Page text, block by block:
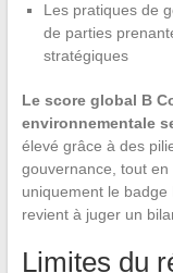
Les pratiques de
de parties
stratégiques
Le score global B
environnementale
élevé grâce à des
gouvernance, tout en
uniquement le
revient à juger un
Limites du